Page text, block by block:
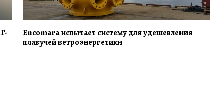
Encomara испытает систему для удешевления
плавучей ветроэнергетики